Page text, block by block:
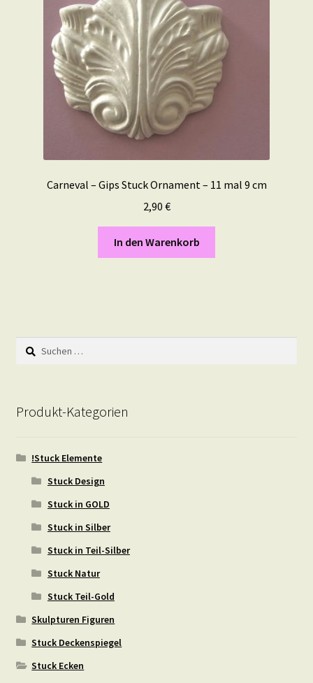
Carneval – Gips Stuck Ornament – 11 mal 9 cm
2,90 €
In den Warenkorb
Suchen
nach:
Produkt-Kategorien
!Stuck Elemente
Stuck Design
Stuck in GOLD
Stuck in Silber
Stuck in Teil-Silber
Stuck Natur
Stuck Teil-Gold
Skulpturen Figuren
Stuck Deckenspiegel
Stuck Ecken